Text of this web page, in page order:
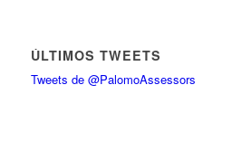
ÚLTIMOS TWEETS
Tweets de @PalomoAssessors